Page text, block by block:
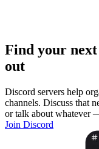
Find your
out
Discord servers help
channels. Discuss that
or talk about whatever
Join Discord